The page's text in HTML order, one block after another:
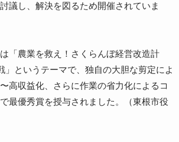
議し、解決を図るため開催されていま
「農業を救え！さくらんぼ経営改造計
」というテーマで、独自の大胆な剪定によ
高収益化、さらに作業の省力化によるコ
最優秀賞を授与されました。（東根市役